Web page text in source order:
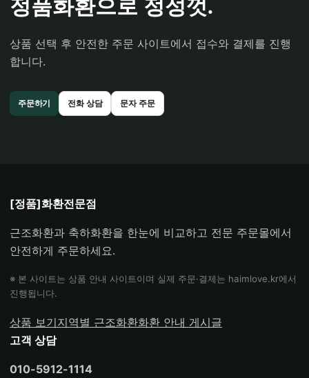
상품 선택 후 안전한 주문 사이트에서 접수와 결제를 진행
합니다.
주문하기 전화 상담 문자 주문
[정품]화환전문점
근조화환과 축하화환을 한눈에 비교하고 전문 주문몰에서
안전하게 주문하세요.
※ 본 사이트는 상품 안내 사이트이며 실제 주문·결제는 haimlove.kr에서
진행됩니다.
상품 보기지역별 근조화환화환 안내 게시글
고객 상담
010-5912-1114